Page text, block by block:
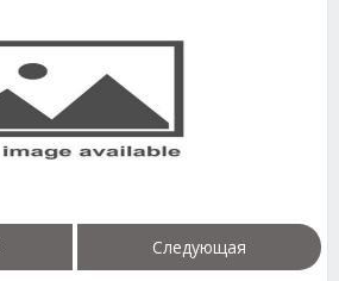
Следующая